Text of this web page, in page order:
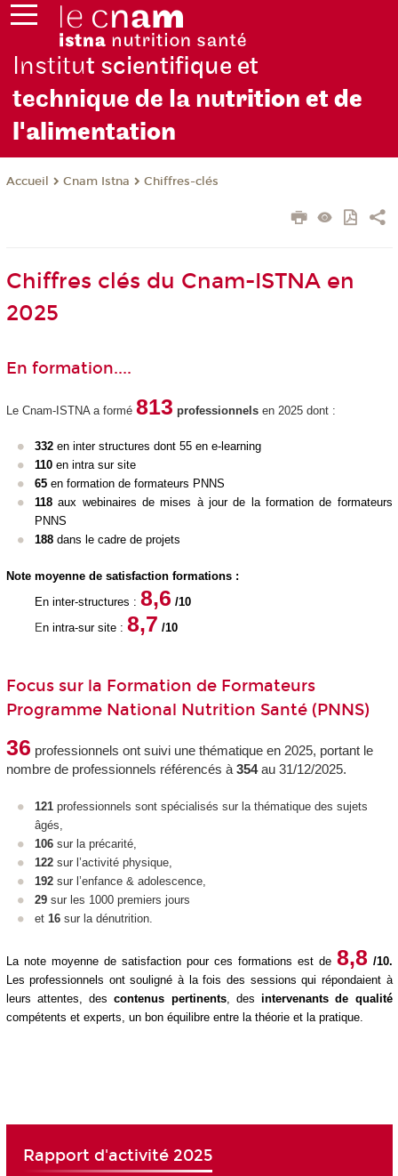
Institut scientifique et
technique de la nutrition et de
l'alimentation
Accueil Cnam Istna Chiffres-clés
Chiffres clés du Cnam-ISTNA en
2025
En formation....
Le Cnam-ISTNA a formé 813 professionnels en 2025 dont :
332 en inter structures dont 55 en e-learning
110 en intra sur site
65 en formation de formateurs PNNS
118aux webinaires de mises à jour de la formation de formateurs
PNNS
188 dans le cadre de projets
Note moyenne de satisfaction formations :
En inter-structures : 8,6 /10
En intra-sur site : 8,7 /10
Focus sur la Formation de Formateurs
Programme National Nutrition Santé (PNNS)
36 professionnels ont suivi une thématique en 2025, portant le
nombre de professionnels référencés à354au 31/12/2025.
121 professionnels sont spécialisés sur la thématique des sujets
âgés,
106 sur la précarité,
122 sur l’activité physique,
192 sur l’enfance & adolescence,
29 sur les 1000 premiers jours
et 16 sur la dénutrition.
La note moyenne de satisfaction pour ces formations est de 8,8/10.
Les professionnels ont souligné à la fois des sessions qui répondaient à
leurs attentes, descontenus pertinents, des intervenants de qualité
compétents et experts, un bon équilibre entre la théorie et la pratique.
Rapport d'activité 2025